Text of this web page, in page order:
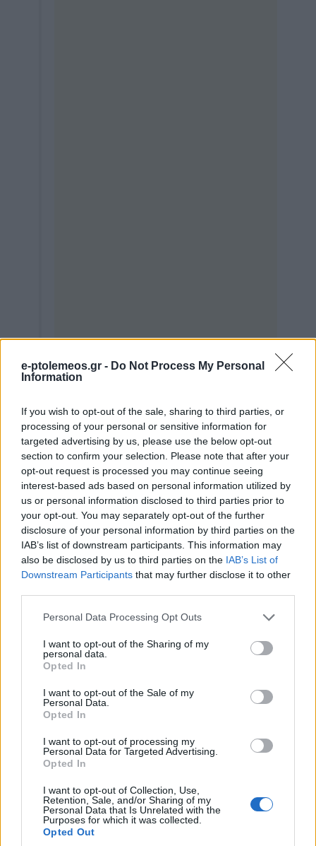
e-ptolemeos.gr - Do Not Process My Personal
Information
If you wish to opt-out of the sale, sharing to third parties, or
processing of your personal or sensitive information for
targeted advertising by us, please use the below opt-out
section to confirm your selection. Please note that after your
opt-out request is processed you may continue seeing
interest-based ads based on personal information utilized by
us or personal information disclosed to third parties prior to
your opt-out. You may separately opt-out of the further
disclosure of your personal information by third parties on the
IAB’s list of downstream participants. This information may
also be disclosed by us to third parties on the IAB’s List of
Downstream Participants that may further disclose it to other
Please note that this website/app uses one or more Google
not limited to your visit or usage behaviour. You may click to
grant or deny consent to Google and its third-party tags to
use your data for below specified purposes in below Google
consent section.
Personal Data Processing Opt Outs
I want to opt-out of the Sharing of my
personal data.
Opted In
I want to opt-out of the Sale of my
Personal Data.
Opted In
I want to opt-out of processing my
Personal Data for Targeted Advertising.
Opted In
I want to opt-out of Collection, Use,
Retention, Sale, and/or Sharing of my
Personal Data that Is Unrelated with the
Purposes for which it was collected.
Opted Out
Για ομαδικές εγγραφές, οι ενδιαφερόμενοι
μπορούν να αποστείλουν λίστα στο e-mail του
ΚΕΔΙΒΙΜkedivim@uowm.gr, με τα απαραίτητα
στοιχεία.
Νέες εκπαιδεύσεις για
Απινίδωση στη Δυτική
Μακεδονία – Δηλώστε
19 Νοεμβρίου 2025, 1:51 μμ
σε "Κοινωνία"
Δωρεάν Εκπαίδευση των
Μακεδονίας στις Πρώτες
συμμετοχή
20 Μαρτίου 2025, 11:41 πμ
Δωρεάν μαθήματα πρώτων
βοηθειών και απινίδωσης
σε Πτολεμαΐδα, Φλώρινα
και Καστοριά
22 Απριλίου 2026, 8:01 μμ
σε "Τοπική Επικαιρότητα"